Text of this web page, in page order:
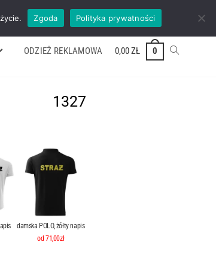
wyceny Kontakt ZADZWOŃ TEL. 600 352 938
ODZIEŻ REKLAMOWA 0,00ZŁ 0
1327
damska POLO, żółty napis
od 71,00zł
Zgoda Polityka prywatności